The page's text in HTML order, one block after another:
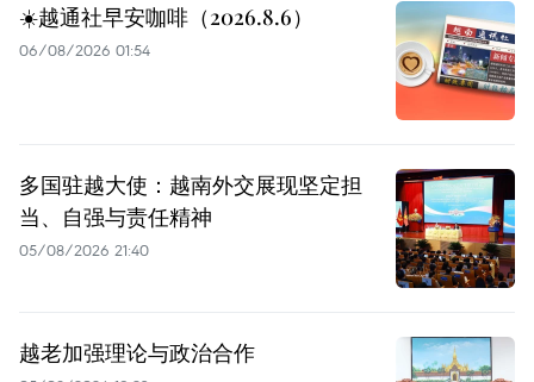
☀️越通社早安咖啡（2026.8.6）
06/08/2026 01:54
多国驻越大使：越南外交展现坚定担
当、自强与责任精神
05/08/2026 21:40
越老加强理论与政治合作